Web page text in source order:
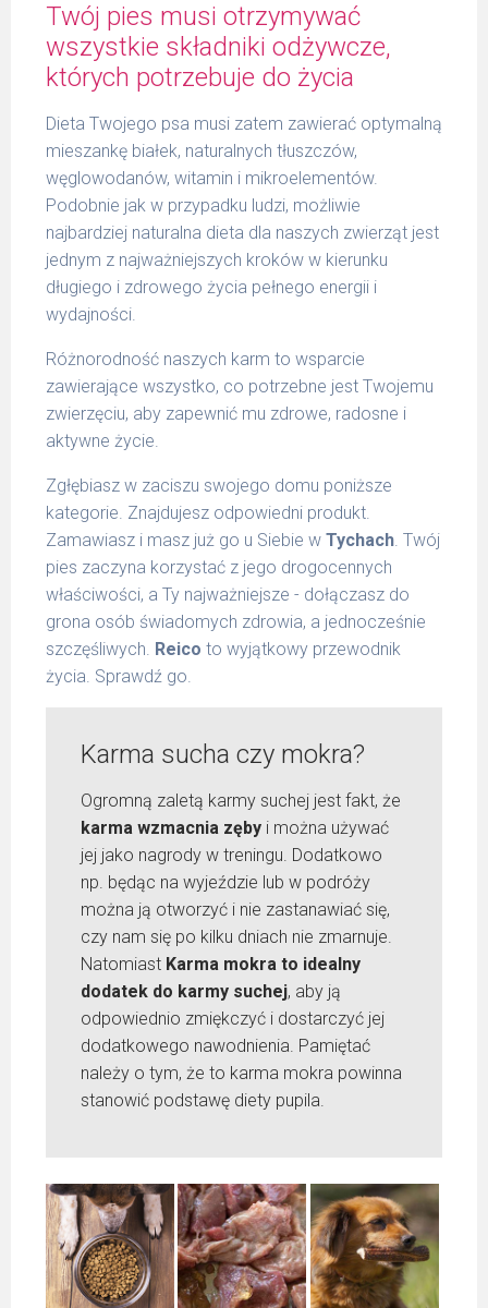
Twój pies musi otrzymywać
wszystkie składniki odżywcze,
których potrzebuje do życia
Dieta Twojego psa musi zatem zawierać optymalną
mieszankę białek, naturalnych tłuszczów,
węglowodanów, witamin i mikroelementów.
Podobnie jak w przypadku ludzi, możliwie
najbardziej naturalna dieta dla naszych zwierząt jest
jednym z najważniejszych kroków w kierunku
długiego i zdrowego życia pełnego energii i
wydajności.
Różnorodność naszych karm to wsparcie
zawierające wszystko, co potrzebne jest Twojemu
zwierzęciu, aby zapewnić mu zdrowe, radosne i
aktywne życie.
Zgłębiasz w zaciszu swojego domu poniższe
kategorie. Znajdujesz odpowiedni produkt.
Zamawiasz i masz już go u Siebie w Tychach. Twój
pies zaczyna korzystać z jego drogocennych
właściwości, a Ty najważniejsze - dołączasz do
grona osób świadomych zdrowia, a jednocześnie
szczęśliwych. Reico to wyjątkowy przewodnik
życia. Sprawdź go.
Karma sucha czy mokra?
Ogromną zaletą karmy suchej jest fakt, że
karma wzmacnia zęby i można używać
jej jako nagrody w treningu. Dodatkowo
np. będąc na wyjeździe lub w podróży
można ją otworzyć i nie zastanawiać się,
czy nam się po kilku dniach nie zmarnuje.
Natomiast Karma mokra to idealny
dodatek do karmy suchej, aby ją
odpowiednio zmiękczyć i dostarczyć jej
dodatkowego nawodnienia. Pamiętać
należy o tym, że to karma mokra powinna
stanowić podstawę diety pupila.